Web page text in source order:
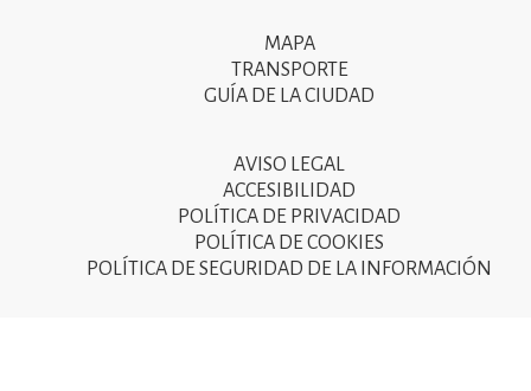
MAPA
TRANSPORTE
GUÍA DE LA CIUDAD
AVISO LEGAL
ACCESIBILIDAD
POLÍTICA DE PRIVACIDAD
POLÍTICA DE COOKIES
POLÍTICA DE SEGURIDAD DE LA INFORMACIÓN